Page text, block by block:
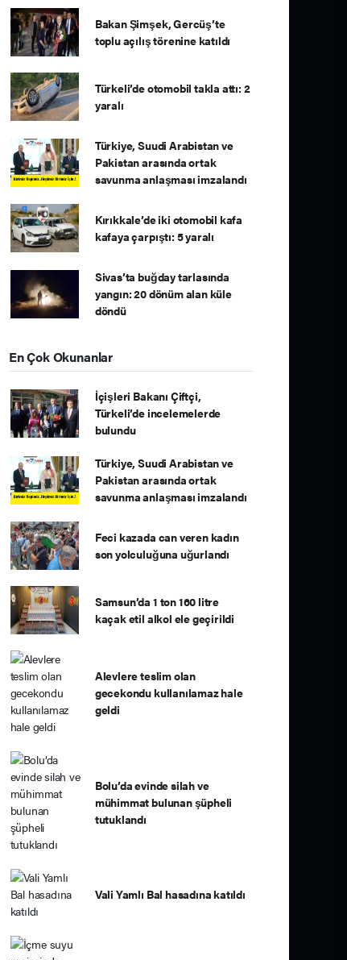
Bakan Şimşek, Gercüş’te
toplu açılış törenine katıldı
Türkeli’de otomobil takla attı: 2
yaralı
Türkiye, Suudi Arabistan ve
Pakistan arasında ortak
savunma anlaşması imzalandı
Kırıkkale’de iki otomobil kafa
kafaya çarpıştı: 5 yaralı
Sivas’ta buğday tarlasında
yangın: 20 dönüm alan küle
döndü
En Çok Okunanlar
İçişleri Bakanı Çiftçi,
Türkeli’de incelemelerde
bulundu
Türkiye, Suudi Arabistan ve
Pakistan arasında ortak
savunma anlaşması imzalandı
Feci kazada can veren kadın
son yolculuğuna uğurlandı
Samsun’da 1 ton 160 litre
kaçak etil alkol ele geçirildi
Alevlere teslim olan
gecekondu kullanılamaz hale
geldi
Bolu’da evinde silah ve
mühimmat bulunan şüpheli
tutuklandı
Vali Yamlı Bal hasadına katıldı